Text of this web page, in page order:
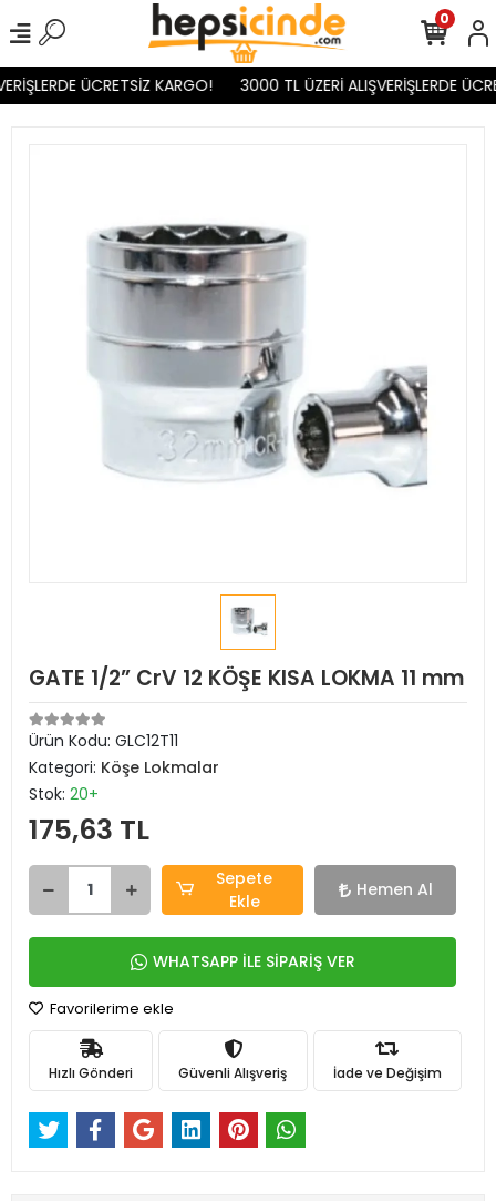
ÜCRETSİZ KARGO! 3000 TL ÜZERİ ALIŞVERİŞLERDE
0
GATE 1/2” CrV 12 KÖŞE KISA LOKMA 11 mm
Ürün Kodu: GLC12T11
Kategori: Köşe Lokmalar
Stok: 20+
175,63 TL
Sepete
Ekle
Hemen Al
WHATSAPP İLE SİPARİŞ VER
Favorilerime ekle
Hızlı Gönderi Güvenli Alışveriş İade ve Değişim